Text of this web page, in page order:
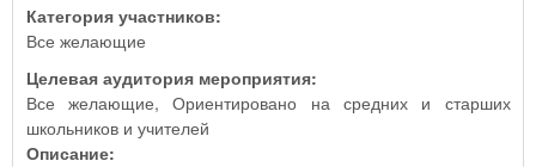
Категория участников:
Все желающие
Целевая аудитория мероприятия:
Все желающие, Ориентировано на средних и старших
школьников и учителей
Описание: